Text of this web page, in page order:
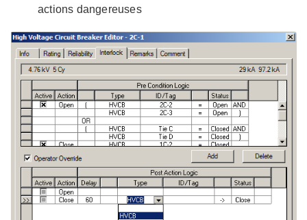
actions dangereuses